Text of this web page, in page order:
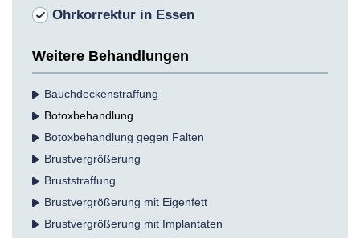
Ohrkorrektur in Essen
Weitere Behandlungen
Bauchdecken­straffung
Botox­behandlung
Botoxbehandlung gegen Falten
Brust­vergrößerung
Bruststraffung
Brustvergrößerung mit Eigenfett
Brustvergrößerung mit Implantaten